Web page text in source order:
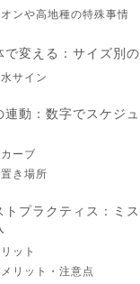
ンや高地種の特殊事情
で変える：サイズ別
サイン
連動：数字でスケジ
ーブ
き場所
トプラクティス：ミ
ット
リット・注意点